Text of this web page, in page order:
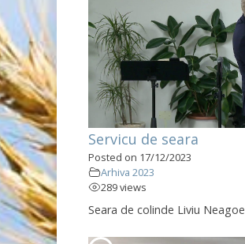
Servicu de seara
Posted on 17/12/2023
Arhiva 2023
289 views
Seara de colinde Liviu Neagoe